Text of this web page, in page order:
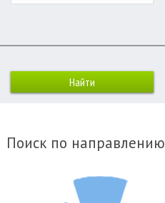
Поиск по направлению